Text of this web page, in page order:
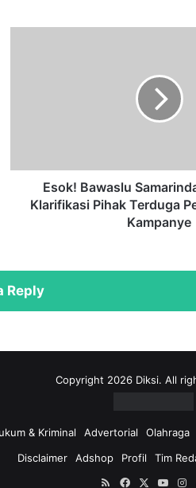
Pelanggar
Kampanye
Esok! Bawaslu
Klarifikasi Pihak Terduga
Kampanye
Reply
Copyright 2026 Diksi. All
& Kriminal Advertorial Olahraga
Disclaimer
Adshop Profil Tim
RSSFacebook
X